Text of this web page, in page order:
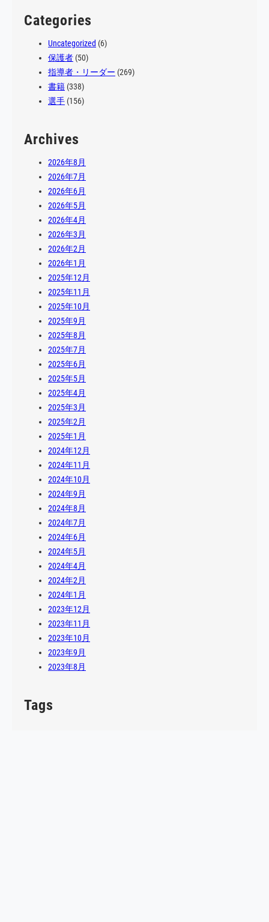
Categories
Uncategorized (6)
保護者 (50)
指導者・リーダー (269)
書籍 (338)
選手 (156)
Archives
2026年8月
2026年7月
2026年6月
2026年5月
2026年4月
2026年3月
2026年2月
2026年1月
2025年12月
2025年11月
2025年10月
2025年9月
2025年8月
2025年7月
2025年6月
2025年5月
2025年4月
2025年3月
2025年2月
2025年1月
2024年12月
2024年11月
2024年10月
2024年9月
2024年8月
2024年7月
2024年6月
2024年5月
2024年4月
2024年2月
2024年1月
2023年12月
2023年11月
2023年10月
2023年9月
2023年8月
Tags